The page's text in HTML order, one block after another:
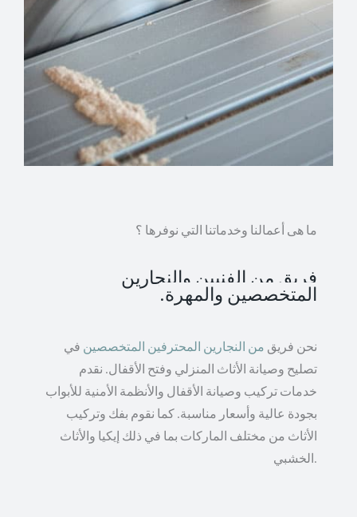
ما هى أعمالنا وخدماتنا التي نوفرها ؟
فريق من الفنيين والنجارين
المتخصصين والمهرة.
نحن فريق من النجارين المحترفين المتخصصين في
تصليح وصيانة الأثاث المنزلي وفتح الأقفال. نقدم
خدمات تركيب وصيانة الأقفال والأنظمة الأمنية للأبواب
بجودة عالية وأسعار مناسبة. كما نقوم بفك وتركيب
الأثاث من مختلف الماركات بما في ذلك إيكيا والأثاث
الخشبي.